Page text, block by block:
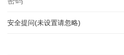
安全提问(未设置请忽略)